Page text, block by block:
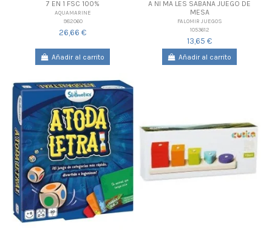
7 EN 1 FSC 100%
AQUAMARINE
982060
26,66 €
Añadir al carrito
A NI MA LES SABANA JUEGO DE
MESA
FALOMIR JUEGOS
1053612
13,65 €
Añadir al carrito